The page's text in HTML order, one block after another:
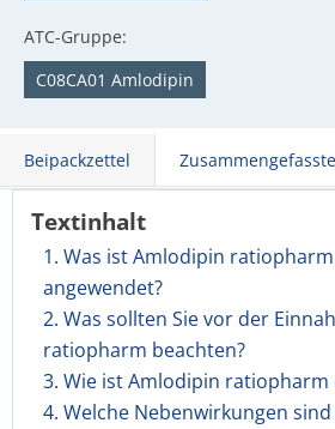
ATC-Gruppe:
C08CA01 Amlodipin
Beipackzettel
Textinhalt
1. Was ist Amlodipin
angewendet?
2. Was sollten Sie vor der
ratiopharm beachten?
3. Wie ist Amlodipin ratiopharm
4. Welche Nebenwirkungen